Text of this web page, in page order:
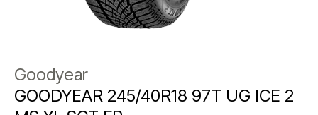
Goodyear
GOODYEAR 245/40R18 97T UG ICE 2